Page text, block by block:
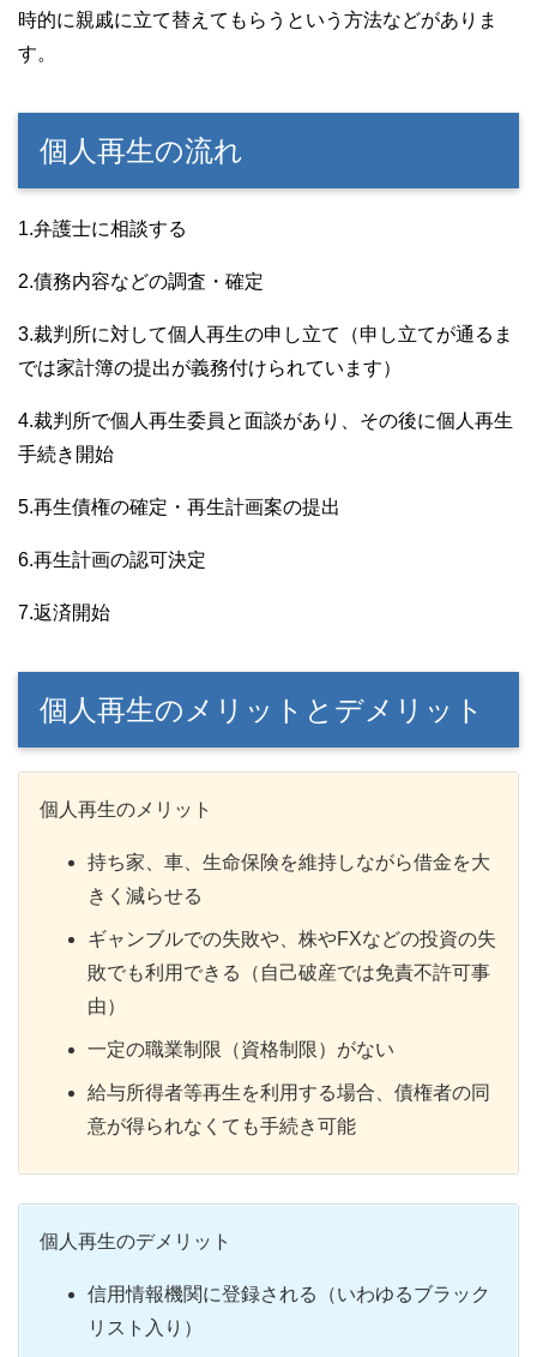
時的に親戚に立て替えてもらうという方法などがありま
す。
個人再生の流れ
1.弁護士に相談する
2.債務内容などの調査・確定
3.裁判所に対して個人再生の申し立て（申し立てが通るま
では家計簿の提出が義務付けられています）
4.裁判所で個人再生委員と面談があり、その後に個人再生
手続き開始
5.再生債権の確定・再生計画案の提出
6.再生計画の認可決定
7.返済開始
個人再生のメリットとデメリット
個人再生のメリット
持ち家、車、生命保険を維持しながら借金を大
きく減らせる
ギャンブルでの失敗や、株やFXなどの投資の失
敗でも利用できる（自己破産では免責不許可事
由）
一定の職業制限（資格制限）がない
給与所得者等再生を利用する場合、債権者の同
意が得られなくても手続き可能
個人再生のデメリット
信用情報機関に登録される（いわゆるブラック
リスト入り）